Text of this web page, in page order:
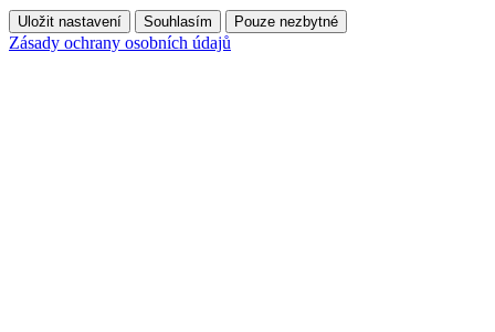
Uložit nastavení Souhlasím Pouze nezbytné
Zásady ochrany osobních údajů